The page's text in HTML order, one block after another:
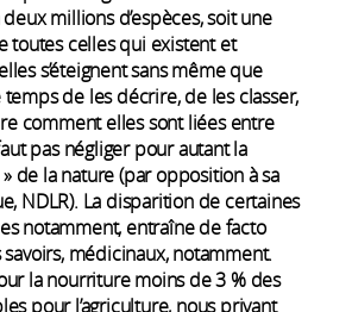
millions d’espèces, soit une
toutes celles qui existent et
s’éteignent sans même que
temps de les décrire, de les classer,
comment elles sont liées entre
pas négliger pour autant la
de la nature (par opposition à sa
NDLR). La disparition de certaines
notamment, entraîne de facto
médicinaux, notamment.
la nourriture moins de 3 % des
pour l’agriculture, nous privant